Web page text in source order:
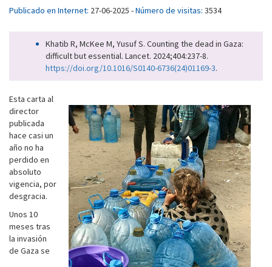
Publicado en Internet: 27-06-2025 -Número de visitas: 3534
Khatib R, McKee M, Yusuf S. Counting the dead in Gaza:
difficult but essential. Lancet. 2024;404:237-8.
https://doi.org/10.1016/S0140-6736(24)01169-3.
Esta carta al
director
publicada
hace casi un
año no ha
perdido en
absoluto
vigencia, por
desgracia.
Unos 10
meses tras
la invasión
de Gaza se